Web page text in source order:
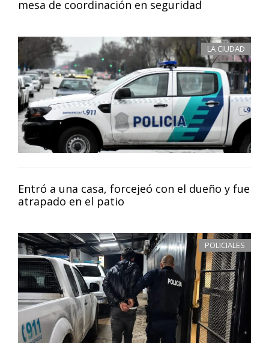
mesa de coordinación en seguridad
LA CIUDAD
Entró a una casa, forcejeó con el dueño y fue
atrapado en el patio
POLICIALES